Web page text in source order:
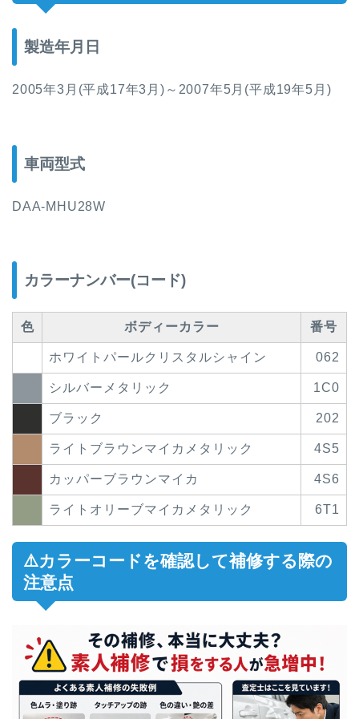
製造年月日
2005年3月(平成17年3月)～2007年5月(平成19年5月)
車両型式
DAA-MHU28W
カラーナンバー(コード)
色 ボディーカラー 番号
ホワイトパールクリスタルシャイン 062
シルバーメタリック 1C0
ブラック 202
ライトブラウンマイカメタリック 4S5
カッパーブラウンマイカ 4S6
ライトオリーブマイカメタリック 6T1
⚠️カラーコードを確認して補修する際の
注意点